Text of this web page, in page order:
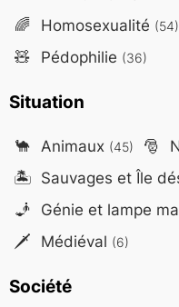
🌈 Homosexualité (54)
🧸 Pédophilie (36)
Situation
🐪 Animaux (45) 🎅
🏝️ Sauvages et Île
🧞 Génie et lampe
🗡️ Médiéval (6)
Société